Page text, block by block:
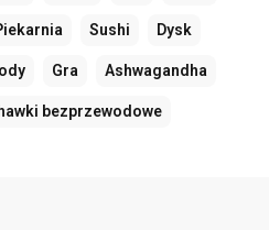
Sushi Dysk
Gra Ashwagandha
bezprzewodowe